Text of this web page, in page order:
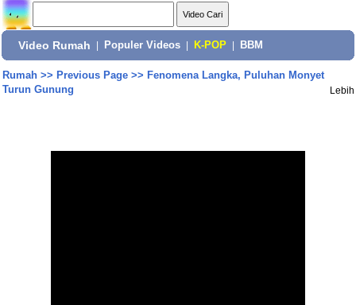
Video Rumah Populer Videos K-POP BBM
Rumah>> Previous Page>> Fenomena Langka, Puluhan Monyet
Turun Gunung
Lebih